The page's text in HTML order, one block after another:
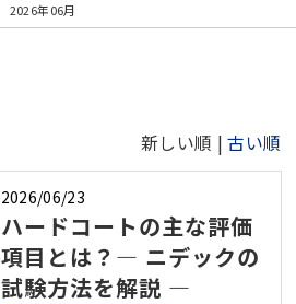
2026年06月
新しい順 |古い順
2026/06/23
ハードコートの主な評価
項目とは？― ニデックの
試験方法を解説 ―